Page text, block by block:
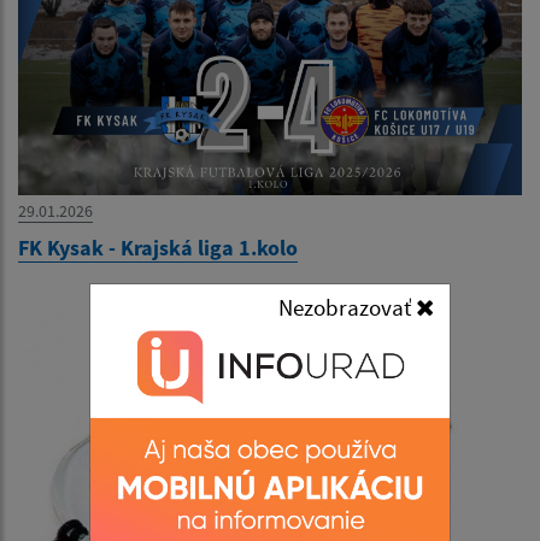
Nezobrazovať
29.01.2026
FK Kysak - Krajská liga 1.kolo